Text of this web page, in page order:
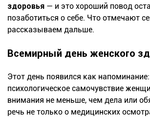
здоровья — и это хороший повод
позаботиться о себе. Что отмечают
рассказываем дальше.
Всемирный день женского
Этот день появился как
психологическое самочувствие
внимания не меньше, чем дела или
речь не только о медицинских